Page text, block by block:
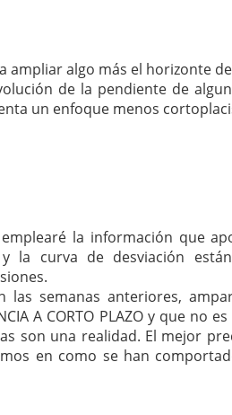
ampliar algo más el horizonte
de la pendiente de
un enfoque menos
la información que
la curva de desviación
las semanas anteriores,
A CORTO PLAZO y que no
son una realidad. El mejor
en como se han